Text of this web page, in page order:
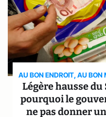
AU BON ENDROIT, AU BON
Légère hausse du
pourquoi le
ne pas donner